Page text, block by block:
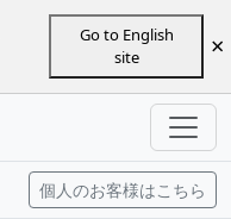
Go to English
site
×
個人のお客様はこちら